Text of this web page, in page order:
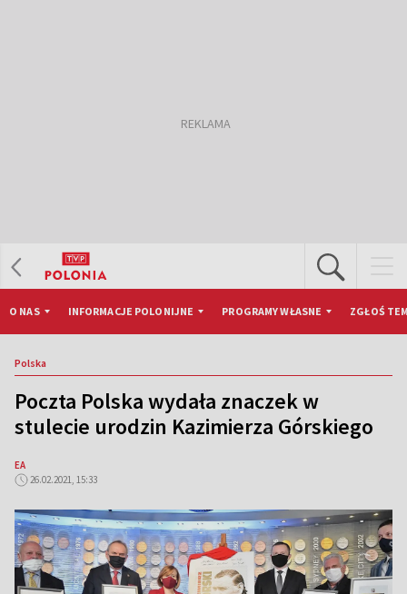
O NAS INFORMACJE POLONIJNE PROGRAMY WŁASNE ZGŁOŚ
Polska
Poczta Polska wydała znaczek w
stulecie urodzin Kazimierza Górskiego
EA
26.02.2021, 15:33